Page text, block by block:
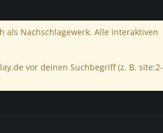
als Nachschlagewerk. Alle interaktiven
vor deinen Suchbegriff (z. B. site:2-